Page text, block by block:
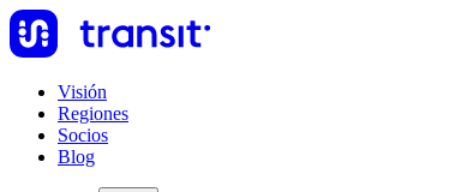
Visión
Regiones
Socios
Blog